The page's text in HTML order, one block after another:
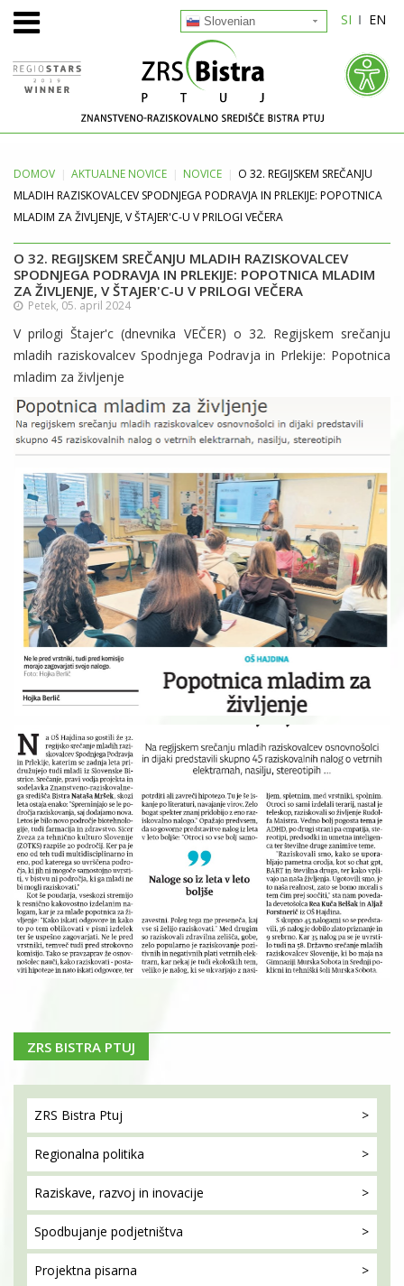
SI EN
Slovenian
DOMOV AKTUALNE NOVICE NOVICE
O 32. REGIJSKEM SREČANJU
MLADIH RAZISKOVALCEV SPODNJEGA PODRAVJA IN PRLEKIJE: POPOTNICA
MLADIM ZA ŽIVLJENJE, V ŠTAJER'C-U V PRILOGI VEČERA
O 32. REGIJSKEM SREČANJU MLADIH RAZISKOVALCEV
SPODNJEGA PODRAVJA IN PRLEKIJE: POPOTNICA MLADIM
ZA ŽIVLJENJE, V ŠTAJER'C-U V PRILOGI VEČERA
Petek, 05. april 2024
V prilogi Štajer'c (dnevnika VEČER) o 32. Regijskem srečanju
mladih raziskovalcev Spodnjega Podravja in Prlekije: Popotnica
mladim za življenje
ZRS BISTRA PTUJ
ZRS Bistra Ptuj
Regionalna politika
Raziskave, razvoj in inovacije
Spodbujanje podjetništva
Projektna pisarna